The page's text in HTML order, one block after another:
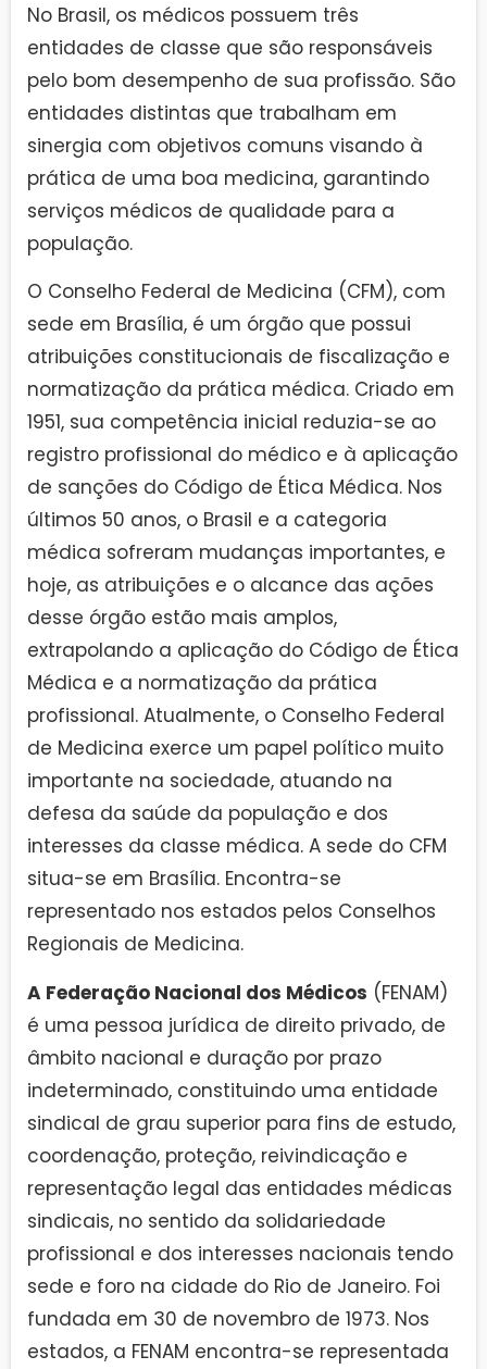
No Brasil, os médicos possuem três
entidades de classe que são responsáveis
pelo bom desempenho de sua profissão. São
entidades distintas que trabalham em
sinergia com objetivos comuns visando à
prática de uma boa medicina, garantindo
serviços médicos de qualidade para a
população.
O Conselho Federal de Medicina (CFM), com
sede em Brasília, é um órgão que possui
atribuições constitucionais de fiscalização e
normatização da prática médica. Criado em
1951, sua competência inicial reduzia-se ao
registro profissional do médico e à aplicação
de sanções do Código de Ética Médica. Nos
últimos 50 anos, o Brasil e a categoria
médica sofreram mudanças importantes, e
hoje, as atribuições e o alcance das ações
desse órgão estão mais amplos,
extrapolando a aplicação do Código de Ética
Médica e a normatização da prática
profissional. Atualmente, o Conselho Federal
de Medicina exerce um papel político muito
importante na sociedade, atuando na
defesa da saúde da população e dos
interesses da classe médica. A sede do CFM
situa-se em Brasília. Encontra-se
representado nos estados pelos Conselhos
Regionais de Medicina.
A Federação Nacional dos Médicos (FENAM)
é uma pessoa jurídica de direito privado, de
âmbito nacional e duração por prazo
indeterminado, constituindo uma entidade
sindical de grau superior para fins de estudo,
coordenação, proteção, reivindicação e
representação legal das entidades médicas
sindicais, no sentido da solidariedade
profissional e dos interesses nacionais tendo
sede e foro na cidade do Rio de Janeiro. Foi
fundada em 30 de novembro de 1973. Nos
estados, a FENAM encontra-se representada